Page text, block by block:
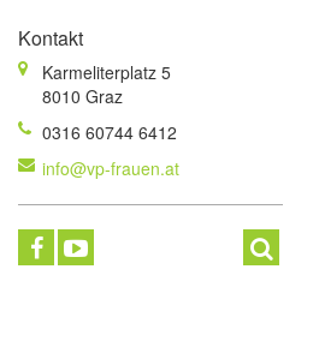
Kontakt
Karmeliterplatz 5
8010 Graz
0316 60744 6412
info@vp-frauen.at